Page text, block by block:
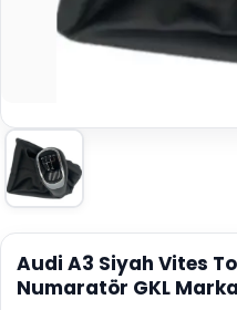
Audi A3 Siyah Vites
Numaratör GKL